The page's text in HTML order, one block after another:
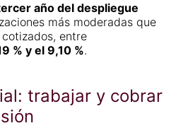
año del despliegue
más moderadas que
entre
% y el 9,10 %.
trabajar y cobrar